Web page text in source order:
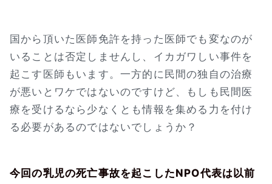
国から頂いた医師免許を持った医師でも変なのが
いることは否定しませんし、イカガワしい事件を
起こす医師もいます。一方的に民間の独自の治療
が悪いとワケではないのですけど、もしも民間医
療を受けるなら少なくとも情報を集める力を付け
る必要があるのではないでしょうか？
今回の乳児の死亡事故を起こしたNPO代表は以前